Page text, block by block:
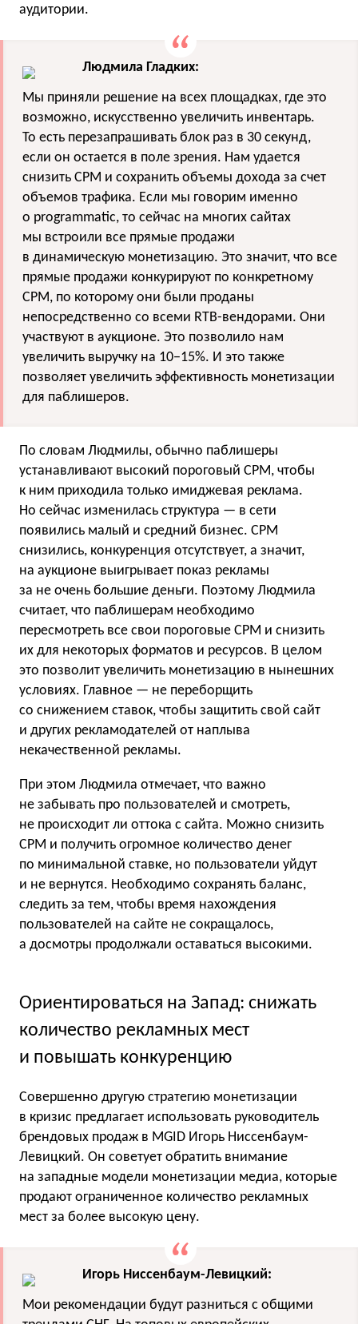
аудитории.
Людмила Гладких:
Мы приняли решение на всех площадках, где это
возможно, искусственно увеличить инвентарь.
То есть перезапрашивать блок раз в 30 секунд,
если он остается в поле зрения. Нам удается
снизить CPM и сохранить объемы дохода за счет
объемов трафика. Если мы говорим именно
о programmatiс, то сейчас на многих сайтах
мы встроили все прямые продажи
в динамическую монетизацию. Это значит, что все
прямые продажи конкурируют по конкретному
CPM, по которому они были проданы
непосредственно со всеми RTB-вендорами. Они
участвуют в аукционе. Это позволило нам
увеличить выручку на 10−15%. И это также
позволяет увеличить эффективность монетизации
для паблишеров.
По словам Людмилы, обычно паблишеры
устанавливают высокий пороговый CPM, чтобы
к ним приходила только имиджевая реклама.
Но сейчас изменилась структура — в сети
появились малый и средний бизнес. CPM
снизились, конкуренция отсутствует, а значит,
на аукционе выигрывает показ рекламы
за не очень большие деньги. Поэтому Людмила
считает, что паблишерам необходимо
пересмотреть все свои пороговые CPM и снизить
их для некоторых форматов и ресурсов. В целом
это позволит увеличить монетизацию в нынешних
условиях. Главное — не переборщить
со снижением ставок, чтобы защитить свой сайт
и других рекламодателей от наплыва
некачественной рекламы.
При этом Людмила отмечает, что важно
не забывать про пользователей и смотреть,
не происходит ли оттока с сайта. Можно снизить
CPM и получить огромное количество денег
по минимальной ставке, но пользователи уйдут
и не вернутся. Необходимо сохранять баланс,
следить за тем, чтобы время нахождения
пользователей на сайте не сокращалось,
а досмотры продолжали оставаться высокими.
Ориентироваться на Запад: снижать
количество рекламных мест
и повышать конкуренцию
Совершенно другую стратегию монетизации
в кризис предлагает использовать руководитель
брендовых продаж в MGID Игорь Ниссенбаум-
Левицкий. Он советует обратить внимание
на западные модели монетизации медиа, которые
продают ограниченное количество рекламных
мест за более высокую цену.
Игорь Ниссенбаум-Левицкий:
Мои рекомендации будут разниться с общими